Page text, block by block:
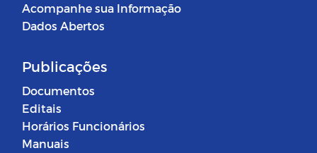
Acompanhe sua Informação
Dados Abertos
Publicações
Documentos
Editais
Horários Funcionários
Manuais